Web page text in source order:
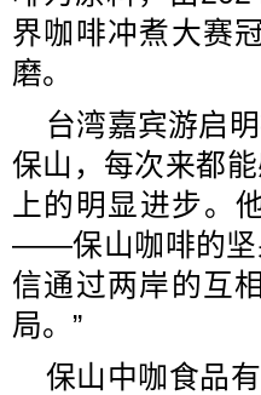
界咖啡冲煮大赛
磨。
台湾嘉宾游启
保山，每次来都
上的明显进步。
——保山咖啡的坚
信通过两岸的互
局。”
保山中咖食品